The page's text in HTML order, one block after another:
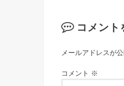
コメント
メールアドレスが
コメント ※